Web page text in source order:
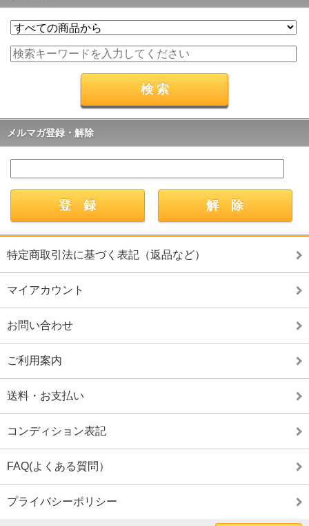
メルマガ登録・解除
特定商取引法に基づく表記（返品など）
マイアカウント
お問い合わせ
ご利用案内
送料・お支払い
コンディション表記
FAQ(よくある質問）
プライバシーポリシー